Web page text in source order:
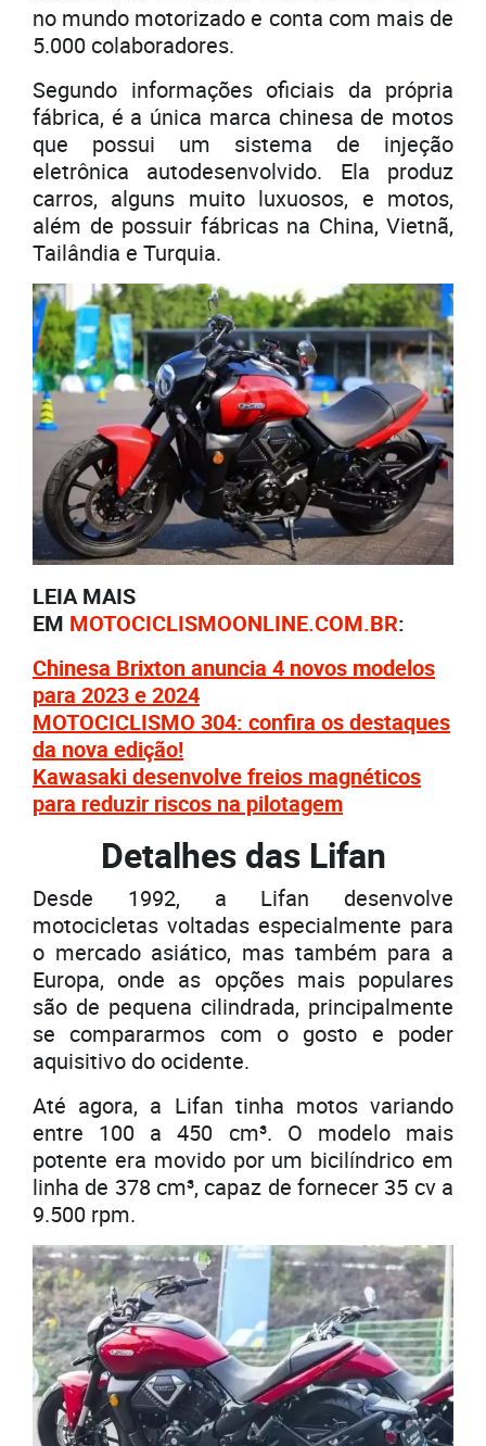
no mundo motorizado e conta com mais de
5.000 colaboradores.
Segundo informações oficiais da própria
fábrica, é a única marca chinesa de motos
que possui um sistema de injeção
eletrônica autodesenvolvido. Ela produz
carros, alguns muito luxuosos, e motos,
além de possuir fábricas na China, Vietnã,
Tailândia e Turquia.
LEIA MAIS
EM MOTOCICLISMOONLINE.COM.BR:
Chinesa Brixton anuncia 4 novos modelos
para 2023 e 2024
MOTOCICLISMO 304: confira os destaques
da nova edição!
Kawasaki desenvolve freios magnéticos
para reduzir riscos na pilotagem
Detalhes das Lifan
Desde 1992, a Lifan desenvolve
motocicletas voltadas especialmente para
o mercado asiático, mas também para a
Europa, onde as opções mais populares
são de pequena cilindrada, principalmente
se compararmos com o gosto e poder
aquisitivo do ocidente.
Até agora, a Lifan tinha motos variando
entre 100 a 450 cm³. O modelo mais
potente era movido por um bicilíndrico em
linha de 378 cm³, capaz de fornecer 35 cv a
9.500 rpm.